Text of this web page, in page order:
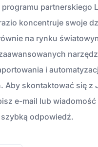
programu partnerskiego
koncentruje swoje
na rynku
i
Aby skontaktować się z
e-mail lub wiadomość
odpowiedź.